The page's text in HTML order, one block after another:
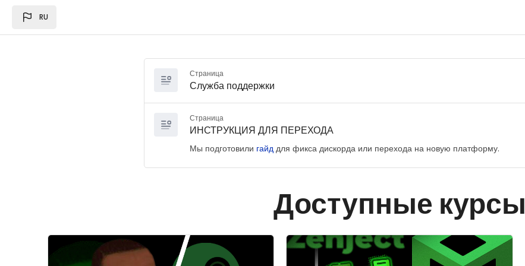
RU
Страница
Служба поддержки
Страница
ИНСТРУКЦИЯ ДЛЯ ПЕРЕХОДА
Мы подготовили гайд для фикса дискорда или перехода на новую платформу.
Доступные курсы
Изображение курса" Steam Изображение курса" Архитектура Unity